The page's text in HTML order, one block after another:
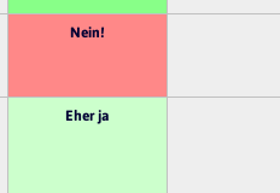
Nein!
Eher ja